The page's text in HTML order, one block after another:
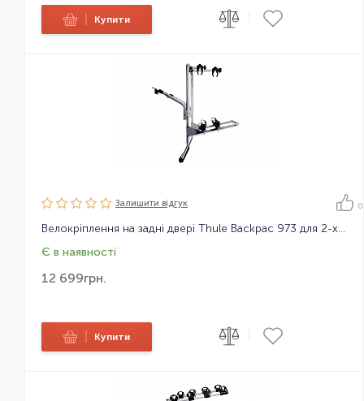
Купити
Залишити вiдгук 0
Велокріплення на задні двері Thule Backpac 973 для 2-х велосипедів
Є в наявності
12 699грн.
Купити